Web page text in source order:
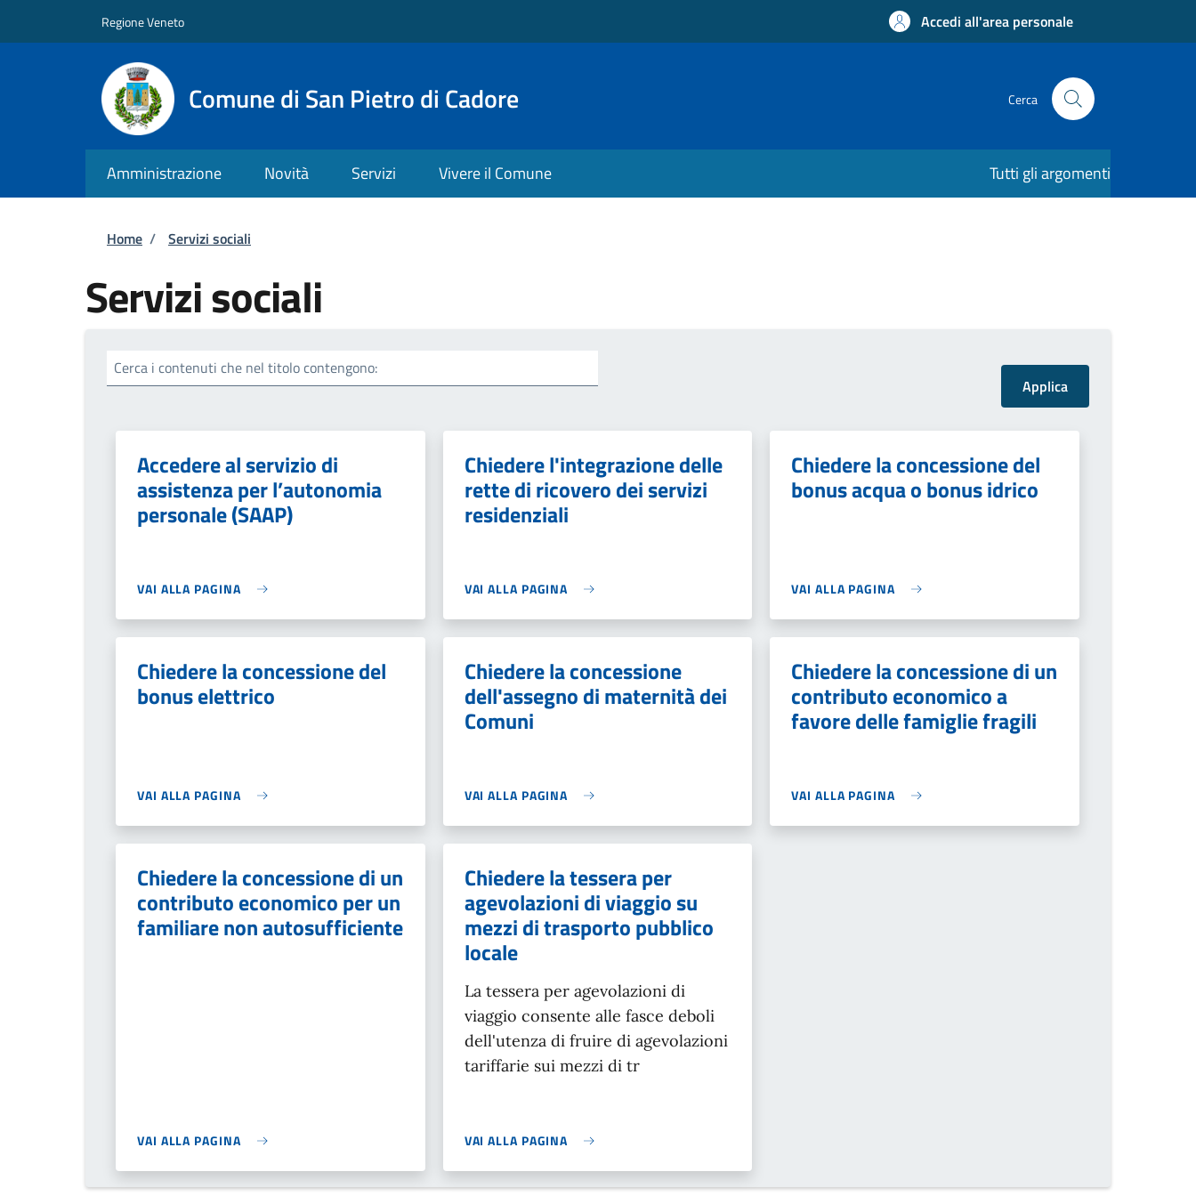
Regione Veneto Accedi all'area personale
Comune di San Pietro di Cadore Cerca
Amministrazione Novità Servizi Vivere il Comune Tutti gli argomenti
Briciole di pane
Home / Servizi sociali
Servizi sociali
Cerca i contenuti che nel titolo contengono:
Accedere al servizio di
assistenza per l’autonomia
personale (SAAP)
VAI ALLA PAGINA
Chiedere l'integrazione delle
rette di ricovero dei servizi
residenziali
VAI ALLA PAGINA
Chiedere la concessione del
bonus acqua o bonus idrico
VAI ALLA PAGINA
Chiedere la concessione del
bonus elettrico
VAI ALLA PAGINA
Chiedere la concessione
dell'assegno di maternità dei
Comuni
VAI ALLA PAGINA
Chiedere la concessione di un
contributo economico a
favore delle famiglie fragili
VAI ALLA PAGINA
Chiedere la concessione di un
contributo economico per un
familiare non autosufficiente
VAI ALLA PAGINA
Chiedere la tessera per
agevolazioni di viaggio su
mezzi di trasporto pubblico
locale
La tessera per agevolazioni di
viaggio consente alle fasce deboli
dell'utenza di fruire di agevolazioni
tariffarie sui mezzi di tr
VAI ALLA PAGINA